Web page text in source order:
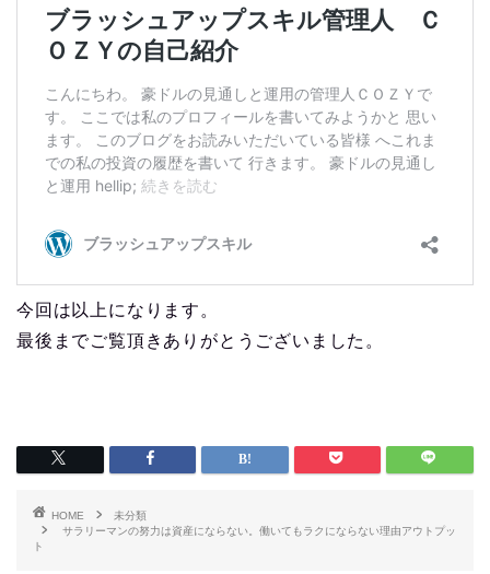
今回は以上になります。
最後までご覧頂きありがとうございました。
HOME
未分類
サラリーマンの努力は資産にならない。働いてもラクにならない理由アウトプッ
ト